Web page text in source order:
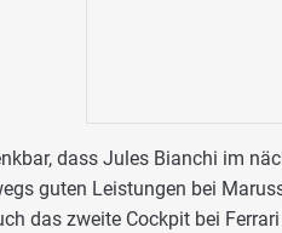
dass Jules Bianchi im
guten Leistungen bei
das zweite Cockpit bei